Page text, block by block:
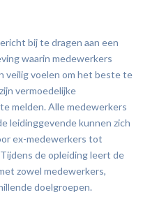
bij te dragen aan een
waarin medewerkers
veilig voelen om het beste te
vermoedelijke
melden. Alle medewerkers
leidinggevende kunnen zich
ex-medewerkers tot
de opleiding leert de
zowel medewerkers,
doelgroepen.